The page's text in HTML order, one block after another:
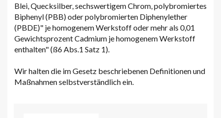
Blei, Quecksilber, sechswertigem Chrom, polybromiertes
Biphenyl (PBB) oder polybromierten Diphenylether
(PBDE)" je homogenem Werkstoff oder mehr als 0,01
Gewichtsprozent Cadmium je homogenem Werkstoff
enthalten" (ß6 Abs.1 Satz 1).
Wir halten die im Gesetz beschriebenen Definitionen und
Maßnahmen selbstverständlich ein.